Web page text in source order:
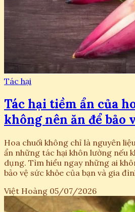
Tác hại
Tác hại tiềm ẩn của
không nên ăn để bảo
Hoa chuối không chỉ là nguyên
ẩn những tác hại khôn lường nếu
dụng. Tìm hiểu ngay những ai
bảo vệ sức khỏe của bạn và gia
Việt Hoàng 05/07/2026